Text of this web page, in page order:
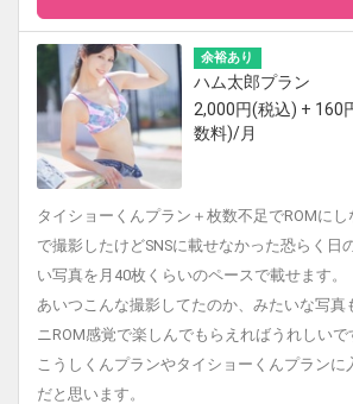
余裕あり
ハム太郎プラン
2,000円(税込) + 160
数料)/月
タイショーくんプラン＋枚数不足でROMに
で撮影したけどSNSに載せなかった恐らく日
い写真を月40枚くらいのペースで載せます。
あいつこんな撮影してたのか、みたいな写真
ニROM感覚で楽しんでもらえればうれしいで
こうしくんプランやタイショーくんプランに
だと思います。